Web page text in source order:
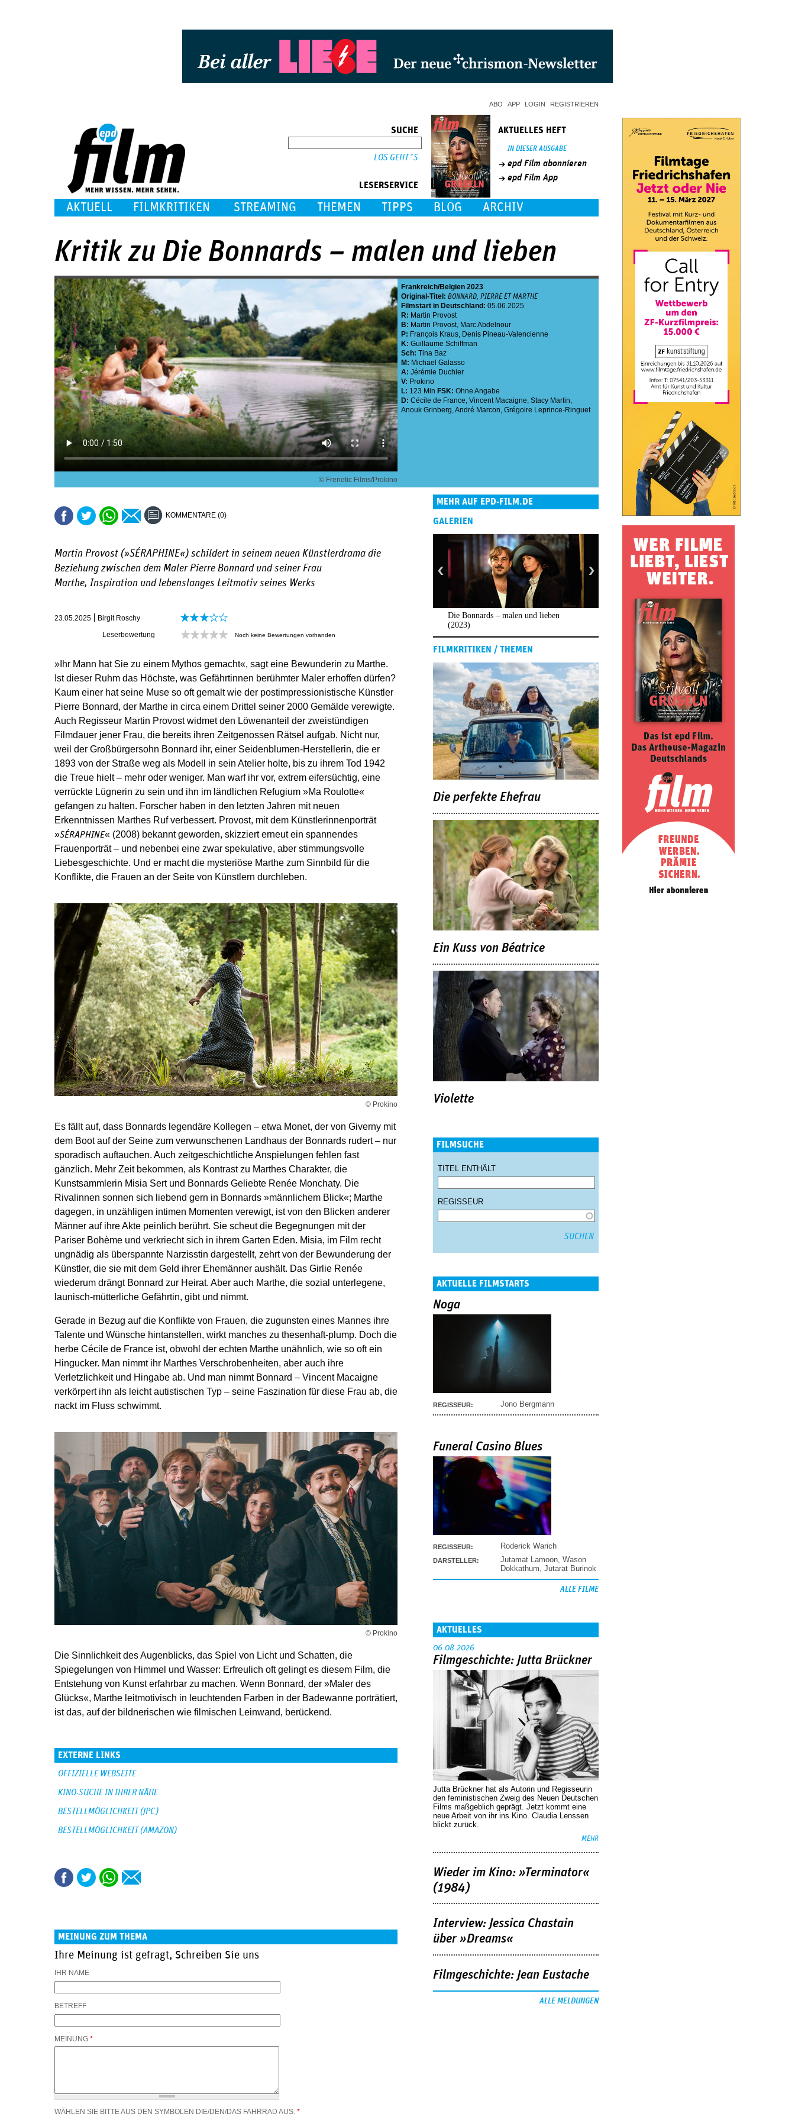
ABO APP LOGIN REGISTRIEREN
SUCHE
LESERSERVICE
AKTUELLES HEFT
IN DIESER AUSGABE
epd Film abonnieren
epd Film App
AKTUELL FILMKRITIKEN STREAMING THEMEN TIPPS BLOG ARCHIV
Kritik zu Die Bonnards – malen und lieben
© Frenetic Films/Prokino
Frankreich Belgien 2023
Original-Titel: BONNARD, PIERRE ET MARTHE
Filmstart in Deutschland: 05.06.2025
R: Martin Provost
B: Martin Provost, Marc Abdelnour
P: François Kraus, Denis Pineau-Valencienne
K: Guillaume Schiffman
Sch: Tina Baz
M: Michael Galasso
A: Jérémie Duchier
V: Prokino
L: 123 Min FSK: Ohne Angabe
D: Cécile de France, Vincent Macaigne, Stacy Martin,
Anouk Grinberg,André Marcon, Grégoire Leprince-Ringuet
KOMMENTARE (0)
Martin Provost (»SÉRAPHINE«) schildert in seinem neuen Künstlerdrama die
Beziehung zwischen dem Maler Pierre Bonnard und seiner Frau
Marthe, Inspiration und lebenslanges Leitmotiv seines Werks
23.05.2025
Birgit Roschy
Leserbewertung
Noch keine Bewertungen vorhanden
»Ihr Mann hat Sie zu einem Mythos gemacht«, sagt eine Bewunderin zu Marthe.
Ist dieser Ruhm das Höchste, was Gefährtinnen berühmter Maler erhoffen dürfen?
Kaum einer hat seine Muse so oft gemalt wie der postimpressionistische Künstler
Pierre Bonnard, der Marthe in circa einem Drittel seiner 2000 Gemälde verewigte.
Auch Regisseur Martin Provost widmet den Löwenanteil der zweistündigen
Filmdauer jener Frau, die bereits ihren Zeitgenossen Rätsel aufgab. Nicht nur,
weil der Großbürgersohn Bonnard ihr, einer Seidenblumen-Herstellerin, die er
1893 von der Straße weg als Modell in sein Atelier holte, bis zu ihrem Tod 1942
die Treue hielt – mehr oder weniger. Man warf ihr vor, extrem eifersüchtig, eine
verrückte Lügnerin zu sein und ihn im ländlichen Refugium »Ma Roulotte«
gefangen zu halten. Forscher haben in den letzten Jahren mit neuen
Erkenntnissen Marthes Ruf verbessert. Provost, mit dem Künstlerinnenporträt
»SÉRAPHINE« (2008) bekannt geworden, skizziert erneut ein spannendes
Frauenporträt – und nebenbei eine zwar spekulative, aber stimmungsvolle
Liebesgeschichte. Und er macht die mysteriöse Marthe zum Sinnbild für die
Konflikte, die Frauen an der Seite von Künstlern durchleben.
© Prokino
Es fällt auf, dass Bonnards legendäre Kollegen – etwa Monet, der von Giverny mit
dem Boot auf der Seine zum verwunschenen Landhaus der Bonnards rudert – nur
sporadisch auftauchen. Auch zeitgeschichtliche Anspielungen fehlen fast
gänzlich. Mehr Zeit bekommen, als Kontrast zu Marthes Charakter, die
Kunstsammlerin Misia Sert und Bonnards Geliebte Renée Monchaty. Die
Rivalinnen sonnen sich liebend gern in Bonnards »männlichem Blick«; Marthe
dagegen, in unzähligen intimen Momenten verewigt, ist von den Blicken anderer
Männer auf ihre Akte peinlich berührt. Sie scheut die Begegnungen mit der
Pariser Bohème und verkriecht sich in ihrem Garten Eden. Misia, im Film recht
ungnädig als überspannte Narzisstin dargestellt, zehrt von der Bewunderung der
Künstler, die sie mit dem Geld ihrer Ehemänner aushält. Das Girlie Renée
wiederum drängt Bonnard zur Heirat. Aber auch Marthe, die sozial unterlegene,
launisch-mütterliche Gefährtin, gibt und nimmt.
Gerade in Bezug auf die Konflikte von Frauen, die zugunsten eines Mannes ihre
Talente und Wünsche hintanstellen, wirkt manches zu thesenhaft-plump. Doch die
herbe Cécile de France ist, obwohl der echten Marthe unähnlich, wie so oft ein
Hingucker. Man nimmt ihr Marthes Verschrobenheiten, aber auch ihre
Verletzlichkeit und Hingabe ab. Und man nimmt Bonnard – Vincent Macaigne
verkörpert ihn als leicht autistischen Typ – seine Faszination für diese Frau ab, die
nackt im Fluss schwimmt.
© Prokino
Die Sinnlichkeit des Augenblicks, das Spiel von Licht und Schatten, die
Spiegelungen von Himmel und Wasser: Erfreulich oft gelingt es diesem Film, die
Entstehung von Kunst erfahrbar zu machen. Wenn Bonnard, der »Maler des
Glücks«, Marthe leitmotivisch in leuchtenden Farben in der Badewanne porträtiert,
ist das, auf der bildnerischen wie filmischen Leinwand, berückend.
EXTERNE LINKS
OFFIZIELLE WEBSEITE
KINO-SUCHE IN IHRER NÄHE
BESTELLMÖGLICHKEIT (JPC)
BESTELLMÖGLICHKEIT (AMAZON)
MEINUNG ZUM THEMA
Ihre Meinung ist gefragt, Schreiben Sie uns
IHR NAME
BETREFF
MEINUNG *
WÄHLEN SIE BITTE AUS DEN SYMBOLEN DIE/DEN/DAS FAHRRAD AUS. *
MEHR AUF EPD-FILM.DE
GALERIEN
Die Bonnards – malen und lieben
(2023)
FILMKRITIKEN / THEMEN
Die perfekte Ehefrau
Ein Kuss von Béatrice
Violette
FILMSUCHE
TITEL ENTHÄLT
REGISSEUR
AKTUELLE FILMSTARTS
Noga
REGISSEUR: Jono Bergmann
Funeral Casino Blues
REGISSEUR: Roderick Warich
DARSTELLER: Jutamat Lamoon Wason
Dokkathum Jutarat Burinok
ALLE FILME
AKTUELLES
06.08.2026
Filmgeschichte: Jutta Brückner
Jutta Brückner hat als Autorin und Regisseurin
den feministischen Zweig des Neuen Deutschen
Films maßgeblich geprägt. Jetzt kommt eine
neue Arbeit von ihr ins Kino. Claudia Lenssen
blickt zurück.
MEHR
Wieder im Kino: »Terminator«
(1984)
Interview: Jessica Chastain
über »Dreams«
Filmgeschichte: Jean Eustache
ALLE MELDUNGEN